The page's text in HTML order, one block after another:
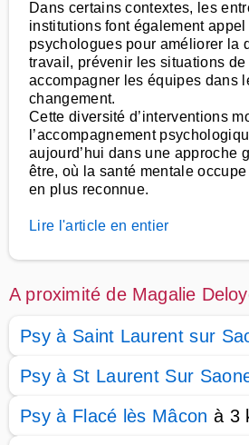
Dans certains contextes, les
institutions font également appel
psychologues pour améliorer la
travail, prévenir les situations de
accompagner les équipes dans
changement.
Cette diversité d’interventions
l’accompagnement
aujourd’hui dans une approche
être, où la santé mentale
en plus reconnue.
Lire l'article en entier
A proximité de Magalie
Psy à Saint Laurent sur
Psy à St Laurent Sur
Psy à Flacé lès Mâcon à 3